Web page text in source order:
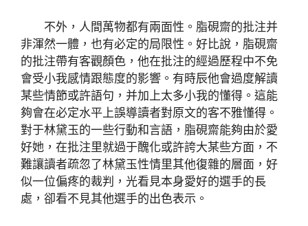
不外，人間萬物都有兩面性。脂硯齋的批注并
非渾然一體，也有必定的局限性。好比說，脂硯齋
的批注帶有客觀顏色，他在批注的經過歷程中不免
會受小我感情跟態度的影響。有時辰他會過度解讀
某些情節或許語句，并加上太多小我的懂得。這能
夠會在必定水平上誤導讀者對原文的客不雅懂得。
對于林黛玉的一些行動和言語，脂硯齋能夠由於愛
好她，在批注里就過于醜化或許誇大某些方面，不
難讓讀者疏忽了林黛玉性情里其他復雜的層面，好
似一位偏疼的裁判，光看見本身愛好的選手的長
處，卻看不見其他選手的出色表示。